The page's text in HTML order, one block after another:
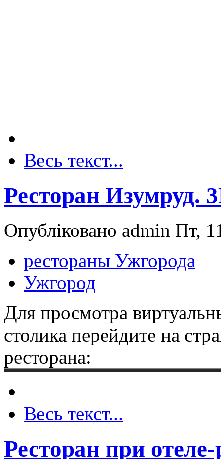
Весь текст...
Ресторан Изумруд.
Опубліковано admin Пт,
рестораны Ужгорода
Ужгород
Для просмотра
столика перейдите на
ресторана:
Весь текст...
Ресторан при